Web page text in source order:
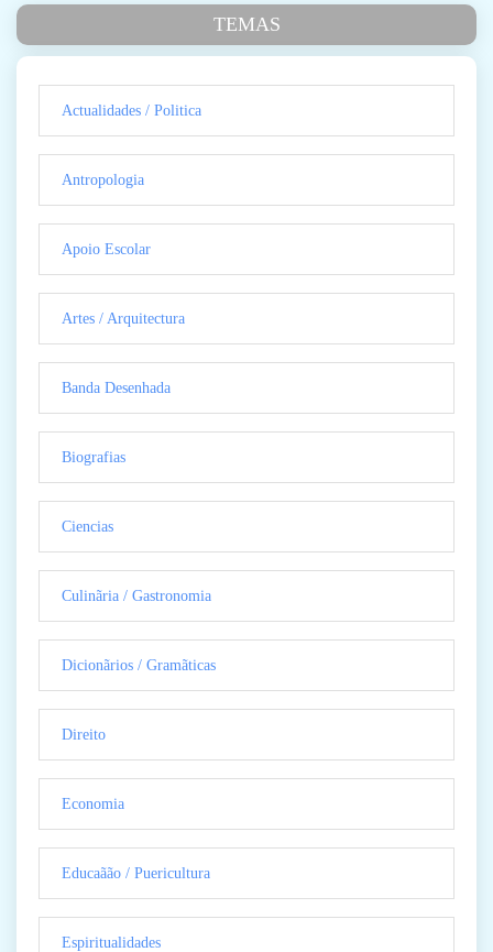
TEMAS
Actualidades / Politica
Antropologia
Apoio Escolar
Artes / Arquitectura
Banda Desenhada
Biografias
Ciencias
Culinãria / Gastronomia
Dicionãrios / Gramãticas
Direito
Economia
Educaãão / Puericultura
Espiritualidades